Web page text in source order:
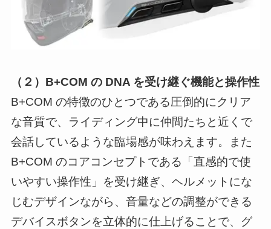
（２）B+COM の DNA を受け継ぐ機能と操作性
B+COM の特徴のひとつである圧倒的にクリア
な音質で、ライディング中に仲間たちと近くで
会話しているような臨場感が味わえます。また
B+COM のコアコンセプトである「直感的で使
いやすい操作性」を受け継ぎ、ヘルメットにな
じむデザインながら、音量などの調整ができる
デバイスボタンを立体的に仕上げることで、グ